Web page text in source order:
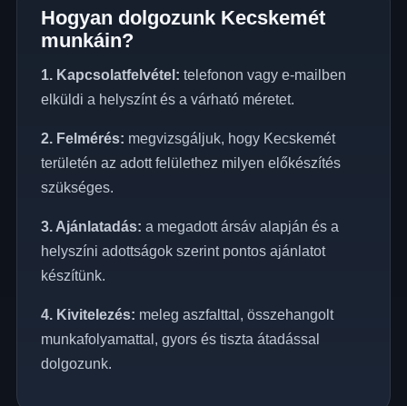
Hogyan dolgozunk Kecskemét
munkáin?
1. Kapcsolatfelvétel: telefonon vagy e-mailben
elküldi a helyszínt és a várható méretet.
2. Felmérés: megvizsgáljuk, hogy Kecskemét
területén az adott felülethez milyen előkészítés
szükséges.
3. Ajánlatadás: a megadott ársáv alapján és a
helyszíni adottságok szerint pontos ajánlatot
készítünk.
4. Kivitelezés: meleg aszfalttal, összehangolt
munkafolyamattal, gyors és tiszta átadással
dolgozunk.